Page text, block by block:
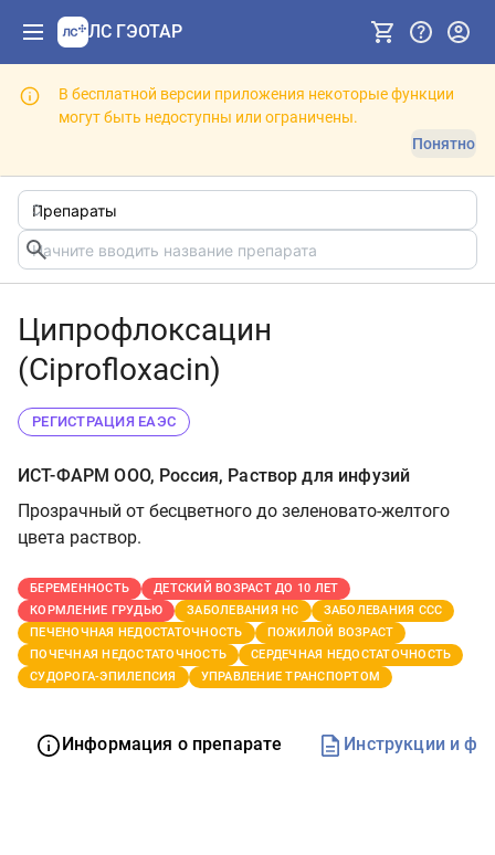
ЛС ГЭОТАР
В бесплатной версии приложения некоторые функции
могут быть недоступны или ограничены.
Понятно
Ципрофлоксацин
(Ciprofloxacin)
РЕГИСТРАЦИЯ ЕАЭС
ИСТ-ФАРМ ООО, Россия, Раствор для инфузий
Прозрачный от бесцветного до зеленовато-желтого
цвета раствор.
БЕРЕМЕННОСТЬ
ДЕТСКИЙ ВОЗРАСТ ДО 10 ЛЕТ
КОРМЛЕНИЕ ГРУДЬЮ
ЗАБОЛЕВАНИЯ НС
ЗАБОЛЕВАНИЯ ССС
ПЕЧЕНОЧНАЯ НЕДОСТАТОЧНОСТЬ
ПОЖИЛОЙ ВОЗРАСТ
ПОЧЕЧНАЯ НЕДОСТАТОЧНОСТЬ
СЕРДЕЧНАЯ НЕДОСТАТОЧНОСТЬ
СУДОРОГА-ЭПИЛЕПСИЯ
УПРАВЛЕНИЕ ТРАНСПОРТОМ
Информация о препарате Инструкции и